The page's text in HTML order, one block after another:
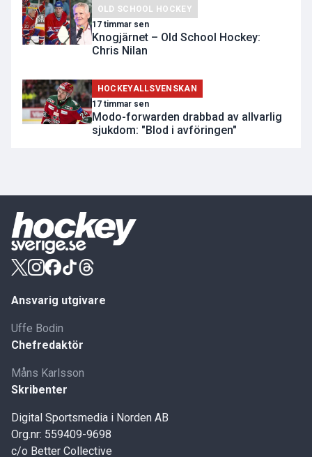
OLD SCHOOL HOCKEY
17 timmar sen
Knogjärnet – Old School Hockey:
Chris Nilan
HOCKEYALLSVENSKAN
17 timmar sen
Modo-forwarden drabbad av allvarlig
sjukdom: "Blod i avföringen"
Ansvarig utgivare
Uffe Bodin
Chefredaktör
Måns Karlsson
Skribenter
Digital Sportsmedia i Norden AB
Org.nr: 559409-9698
c/o Better Collective